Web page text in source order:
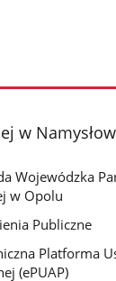
w
Wojewódzka
w Opolu
Publiczne
Platforma
(ePUAP)